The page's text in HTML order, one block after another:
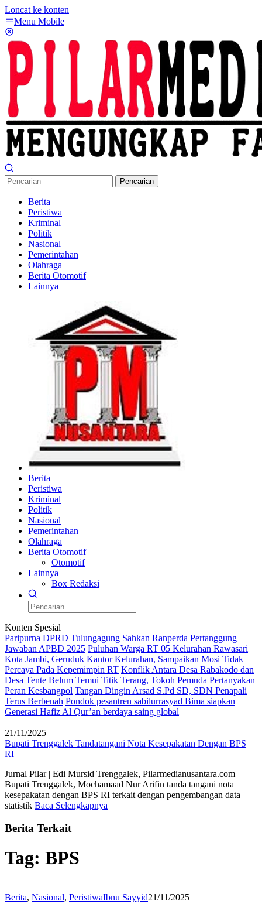
Loncat ke konten
Menu Mobile
Pencarian
Berita
Peristiwa
Kriminal
Politik
Nasional
Pemerintahan
Olahraga
Berita Otomotif
Lainnya
Berita
Peristiwa
Kriminal
Politik
Nasional
Pemerintahan
Olahraga
Berita Otomotif
Otomotif
Lainnya
Box Redaksi
Konten Spesial
Paripurna DPRD Tulungagung Sahkan Ranperda Pertanggung
Jawaban APBD 2025 Puluhan Warga RT 05 Kelurahan Rawasari
Kota Jambi, Geruduk Kantor Kelurahan, Sampaikan Mosi Tidak
Percaya Pada Kepemimpin RT Konflik Antara Desa Rabakodo dan
Desa Tente Belum Temui Titik Terang, Tokoh Pemuda Pertanyakan
Peran Kesbangpol Tangan Dingin Arsad S.Pd SD, SDN Penapali
Terus Berbenah Pondok pesantren sabilurrasyad Bima siapkan
Generasi Hafiz Al Qur’an berdaya saing global
21/11/2025
Bupati Trenggalek Tandatangani Nota Kesepakatan Dengan BPS
RI
Jurnal Pilar | Edi Mursid Trenggalek, Pilarmedianusantara.com –
Bupati Trenggalek, Mochamaad Nur Arifin tanda tangani nota
kesepakatan dengan BPS RI terkait dengan pengembangan data
statistik Baca Selengkapnya
Berita Terkait
Tag: BPS
Berita, Nasional, PeristiwaIbnu Sayyid21/11/2025